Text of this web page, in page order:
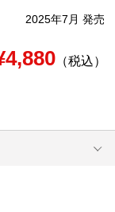
2025年7月 発売
（税込）